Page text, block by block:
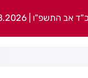
כ"ד אב התשפ"ו | 07.08.2026